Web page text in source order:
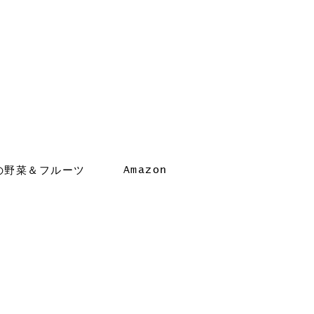
野菜＆フルーツ Amazon